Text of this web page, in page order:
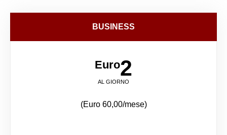
BUSINESS
Euro2
AL GIORNO
(Euro 60,00/mese)